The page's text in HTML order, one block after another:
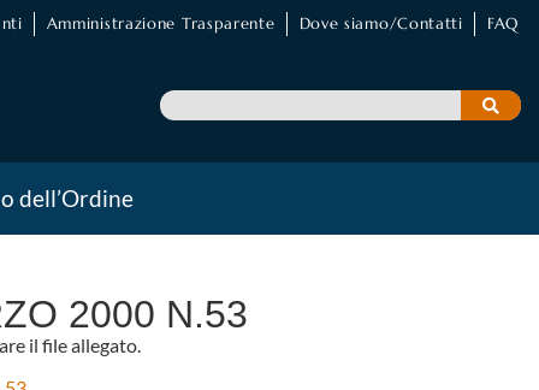
Amministrazione Trasparente Dove siamo/Contatti FAQ
dell’Ordine
2000 N.53
il file allegato.